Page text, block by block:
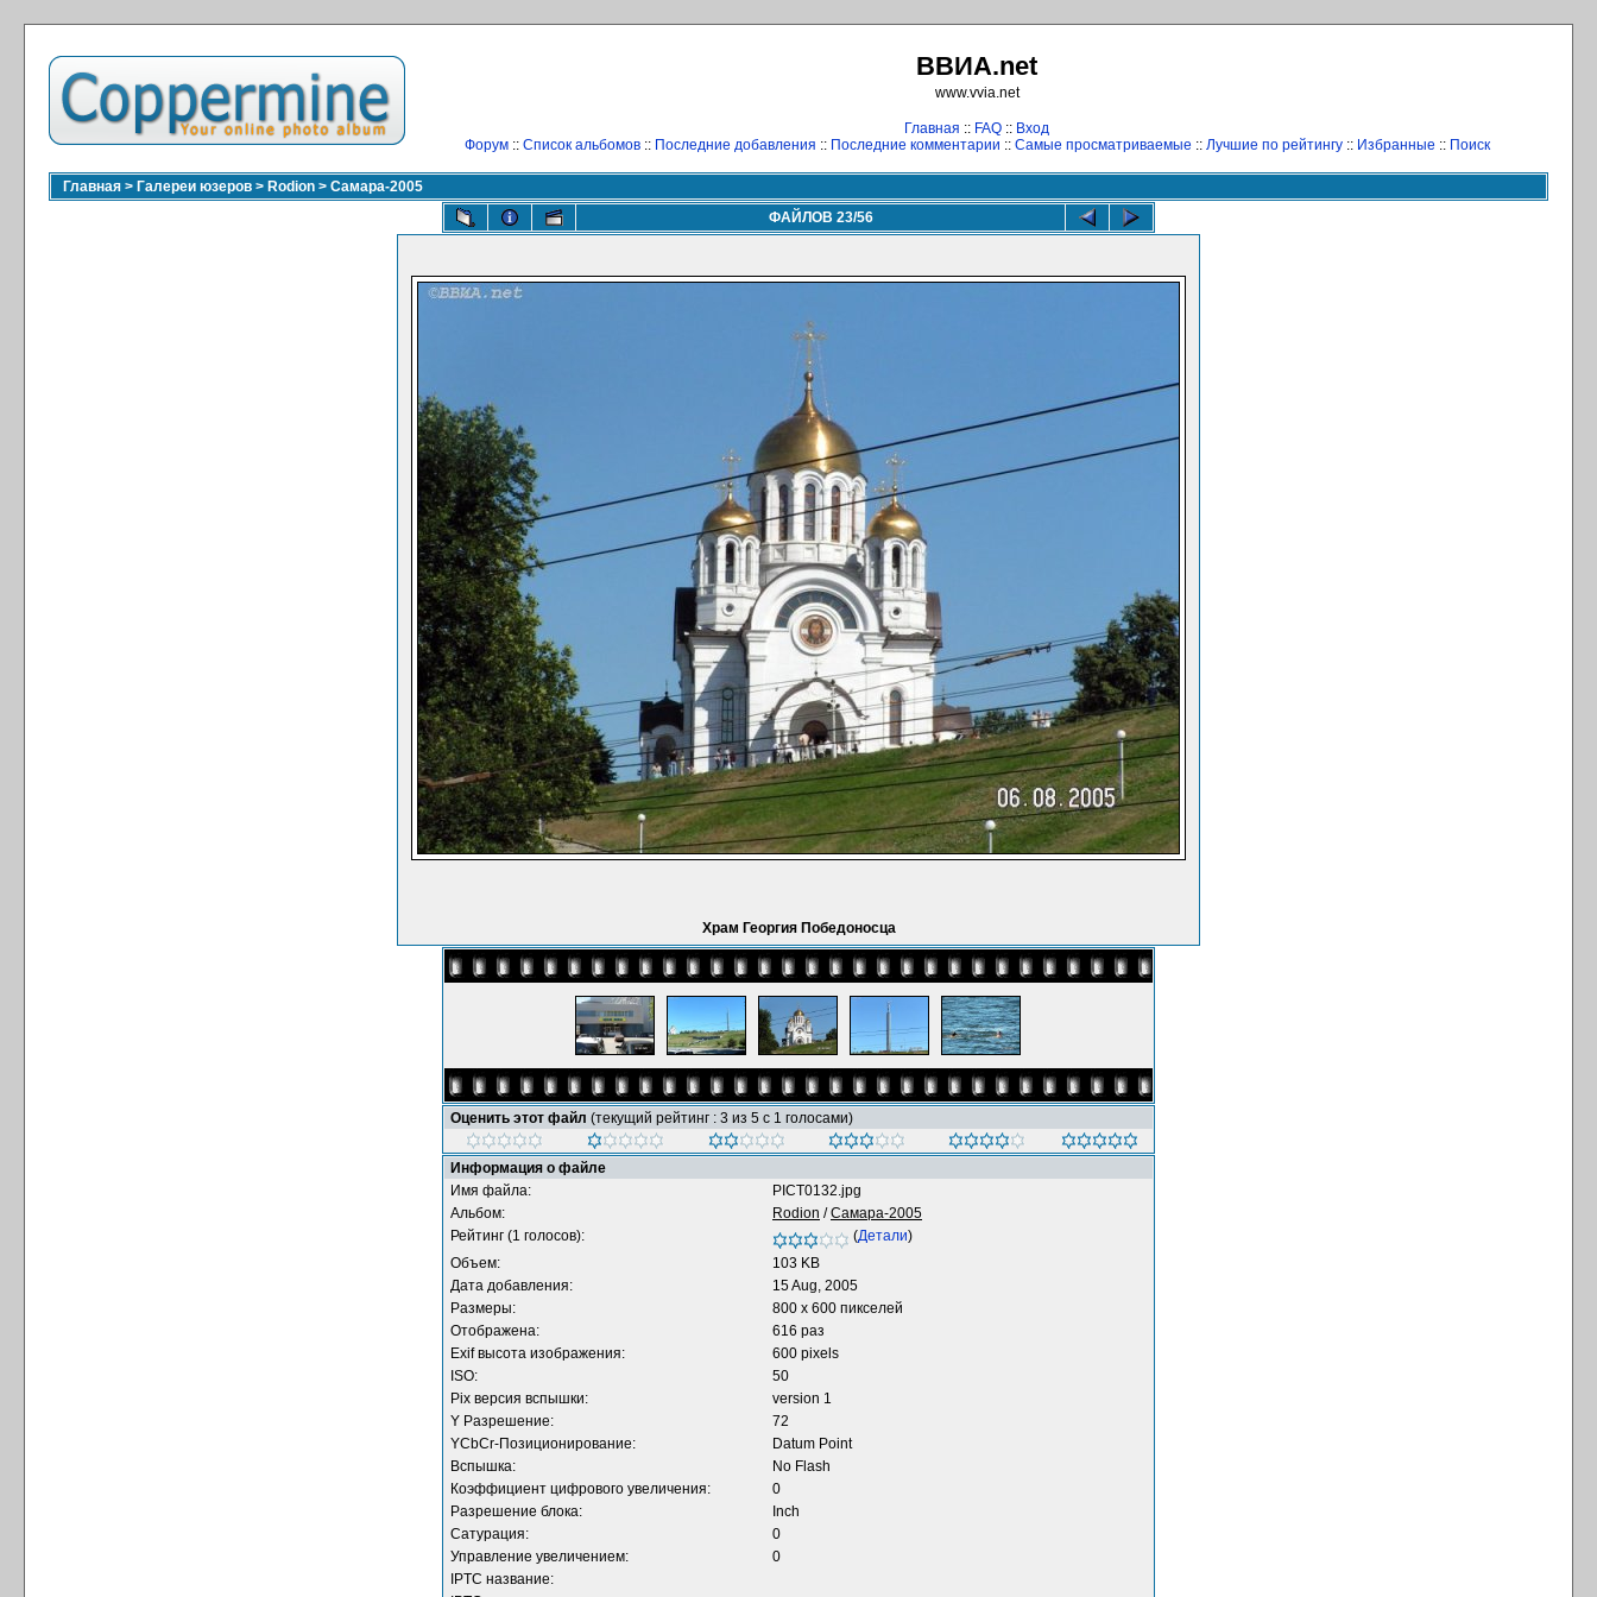
ВВИА.net
www.vvia.net
Главная :: FAQ :: Вход
Форум:: Список альбомов:: Последние добавления :: Последние комментарии :: Самые просматриваемые :: Лучшие по рейтингу:: Избранные :: Поиск
Главная > Галереи юзеров > Rodion > Самара-2005
ФАЙЛОВ 23/56
Храм Георгия Победоносца
Оценить этот файл (текущий рейтинг : 3 из 5 с 1 голосами)
Информация о файле
Имя файла:
PICT0132.jpg
Альбом:
Rodion /Самара-2005
Рейтинг (1 голосов):
(Детали)
Объем:
103 KB
Дата добавления:
15 Aug, 2005
Размеры:
800 x 600 пикселей
Отображена:
616 раз
Exif высота изображения:
600 pixels
ISO:
50
Pix версия вспышки:
version 1
Y Разрешение:
72
YCbCr-Позиционирование:
Datum Point
Вспышка:
No Flash
Коэффициент цифрового увеличения:
0
Разрешение блока:
Inch
Сатурация:
0
Управление увеличением:
0
IPTC название: